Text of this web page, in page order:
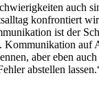
auch
konfrontiert
ist der
Kommunikation auf
aber eben
abstellen